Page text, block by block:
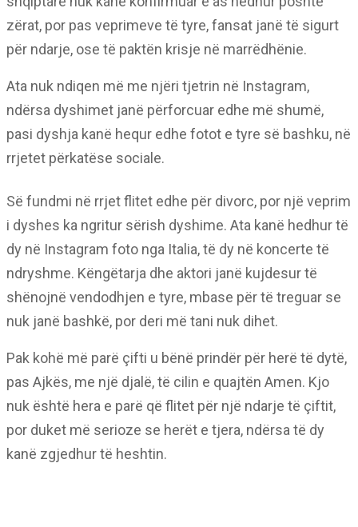
zërat, por pas veprimeve të tyre, fansat janë të sigurt
për ndarje, ose të paktën krisje në marrëdhënie.
Ata nuk ndiqen më me njëri tjetrin në Instagram,
ndërsa dyshimet janë përforcuar edhe më shumë,
pasi dyshja kanë hequr edhe fotot e tyre së bashku, në
rrjetet përkatëse sociale.
Së fundmi në rrjet flitet edhe për divorc, por një veprim
i dyshes ka ngritur sërish dyshime. Ata kanë hedhur të
dy në Instagram foto nga Italia, të dy në koncerte të
ndryshme. Këngëtarja dhe aktori janë kujdesur të
shënojnë vendodhjen e tyre, mbase për të treguar se
nuk janë bashkë, por deri më tani nuk dihet.
Pak kohë më parë çifti u bënë prindër për herë të dytë,
pas Ajkës, me një djalë, të cilin e quajtën Amen. Kjo
nuk është hera e parë që flitet për një ndarje të çiftit,
por duket më serioze se herët e tjera, ndërsa të dy
kanë zgjedhur të heshtin.